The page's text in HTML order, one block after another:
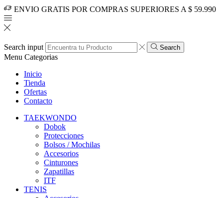
ENVIO GRATIS POR COMPRAS SUPERIORES A $ 59.990
Search input Search
Menu Categorias
Inicio
Tienda
Ofertas
Contacto
TAEKWONDO
Dobok
Protecciones
Bolsos / Mochilas
Accesorios
Cinturones
Zapatillas
ITF
TENIS